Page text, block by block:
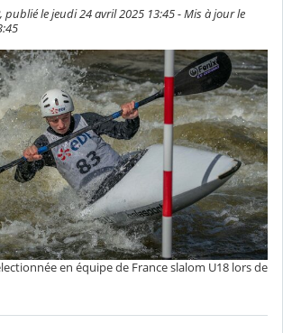
publié le jeudi 24 avril 2025 13:45 - Mis à jour le
en équipe de France slalom U18 lors de